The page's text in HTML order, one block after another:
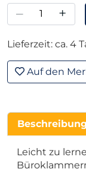
– +
Lieferzeit: ca. 4
Auf den
Beschreibung
Leicht zu